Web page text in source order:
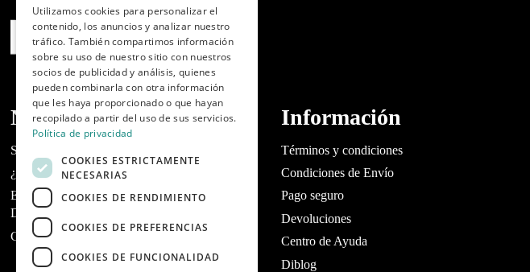
Nosotros
Sobre Dibaq
¿Tienes un tienda?
Encuentra tu tienda de mascotas más cercana |
Dibaq
Contacta con Dibaq Petcare
Información
Términos y condiciones
Condiciones de Envío
Pago seguro
Devoluciones
Centro de Ayuda
Diblog
PORTUGUESE
Utilizamos cookies para personalizar el
contenido, los anuncios y analizar nuestro
tráfico. También compartimos información
sobre su uso de nuestro sitio con nuestros
socios de publicidad y análisis, quienes
pueden combinarla con otra información
que les haya proporcionado o que hayan
recopilado a partir del uso de sus servicios.
Política de privacidad
COOKIES ESTRICTAMENTE
NECESARIAS
COOKIES DE RENDIMIENTO
COOKIES DE PREFERENCIAS
COOKIES DE FUNCIONALIDAD